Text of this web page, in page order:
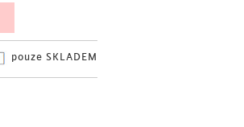
pouze SKLADEM